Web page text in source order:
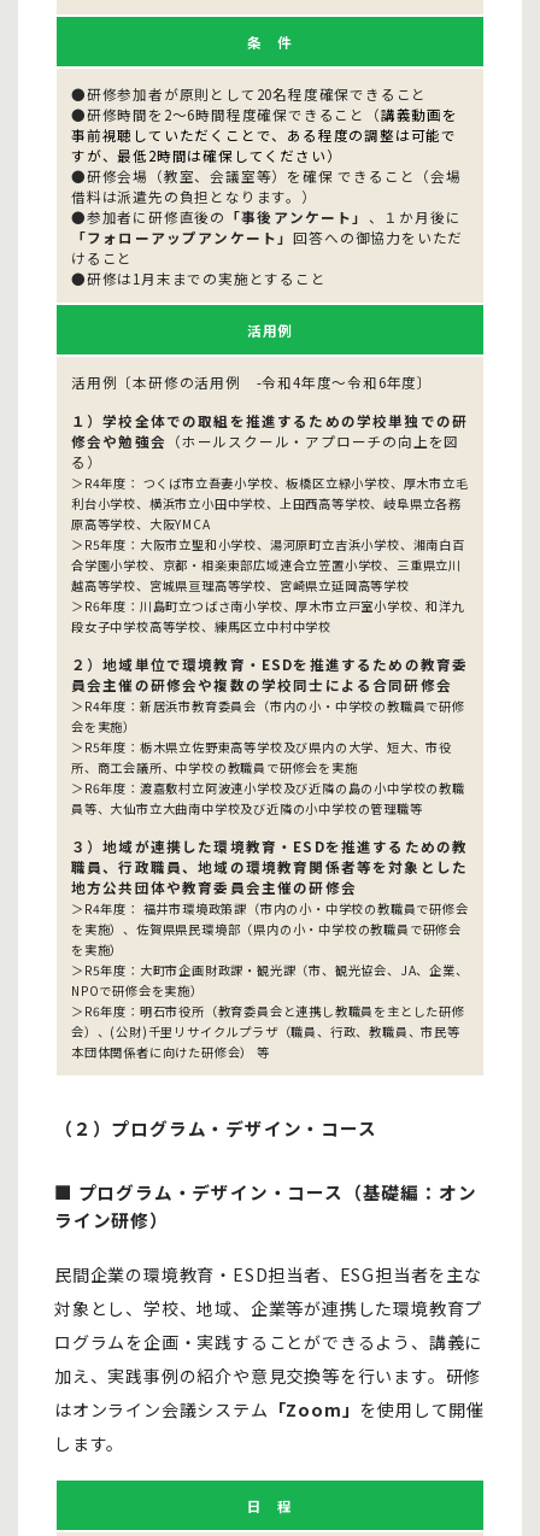
条 件
●研修参加者が原則として20名程度確保できること
●研修時間を2～6時間程度確保できること（講義動画を
事前視聴していただくことで、ある程度の調整は可能で
すが、最低2時間は確保してください）
●研修会場（教室、会議室等）を確保 できること（会場
借料は派遣先の負担となります。）
●参加者に研修直後の 「事後アンケート」 、１か月後に
「フォローアップアンケート」回答への御協力をいただ
けること
●研修は1月末までの実施とすること
活用例
活用例〔本研修の活用例 -令和4年度～令和6年度〕
１）学校全体での取組を推進するための学校単独での研
修会や勉強会 （ホールスクール・アプローチの向上を図
る）
＞R4年度： つくば市立吾妻小学校、板橋区立緑小学校、厚木市立毛
利台小学校、横浜市立小田中学校、上田西高等学校、岐阜県立各務
原高等学校、大阪YMCA
＞R5年度：大阪市立聖和小学校、湯河原町立吉浜小学校、湘南白百
合学園小学校、京都・相楽東部広域連合立笠置小学校、三重県立川
越高等学校、宮城県亘理高等学校、宮崎県立延岡高等学校
＞R6年度：川島町立つばさ南小学校、厚木市立戸室小学校、和洋九
段女子中学校高等学校、練馬区立中村中学校
２）地域単位で環境教育・ESDを推進するための教育委
員会主催の研修会や複数の学校同士による合同研修会
＞R4年度：新居浜市教育委員会（市内の小・中学校の教職員で研修
会を実施）
＞R5年度：栃木県立佐野東高等学校及び県内の大学、短大、市役
所、商工会議所、中学校の教職員で研修会を実施
＞R6年度：渡嘉敷村立阿波連小学校及び近隣の島の小中学校の教職
員等、大仙市立大曲南中学校及び近隣の小中学校の管理職等
３）地域が連携した環境教育・ESDを推進するための教
職員、行政職員、地域の環境教育関係者等を対象とした
地方公共団体や教育委員会主催の研修会
＞R4年度： 福井市環境政策課（市内の小・中学校の教職員で研修会
を実施）、佐賀県県民環境部（県内の小・中学校の教職員で研修会
を実施）
＞R5年度：大町市企画財政課・観光課（市、観光協会、JA、企業、
NPOで研修会を実施）
＞R6年度：明石市役所（教育委員会と連携し教職員を主とした研修
会）、(公財)千里リサイクルプラザ（職員、行政、教職員、市民等
本団体関係者に向けた研修会） 等
（２）プログラム・デザイン・コース
■ プログラム・デザイン・コース（基礎編：オン
ライン研修）
民間企業の環境教育・ESD担当者、ESG担当者を主な
対象とし、学校、地域、企業等が連携した環境教育プ
ログラムを企画・実践することができるよう、講義に
加え、実践事例の紹介や意見交換等を行います。研修
はオンライン会議システム 「Zoom」 を使用して開催
します。
日 程